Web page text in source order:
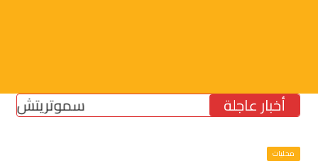
أخبار عاجلة سموتريتش: بقاء
محليات